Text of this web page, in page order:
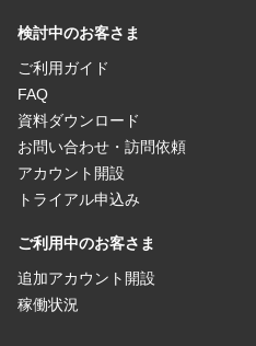
検討中のお客さま
ご利用ガイド
FAQ
資料ダウンロード
お問い合わせ・訪問依頼
アカウント開設
トライアル申込み
ご利用中のお客さま
追加アカウント開設
稼働状況